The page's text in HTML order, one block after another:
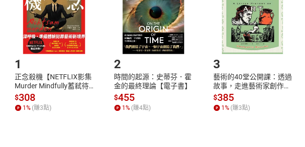
請注意，樂天市場須以整筆訂單為單位進行取消/退貨，恕無法以單支商品取
購書後，如何開始使用？
Step1.選擇閱讀載具 Step2.登入
1
正念殺機【NETFLIX影集
Murder Mindfully蓄弒待
發】【電子書】
$308
1 % (賺3點)
2
時間的起源：史蒂芬．霍
金的最終理論【電子書】
$455
1 % (賺4點)
3
藝術的40堂公開課：透過
故事，走進藝術家創作現
場，看藝術如何誕生、如
何形塑人類生活【電子
書】
$385
1 % (賺3點)